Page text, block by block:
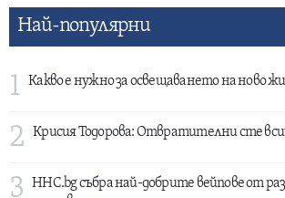
Най-популярни
1 Какво е нужно за освещаването на ново
2 Крисия Тодорова: Отвратителни сте
3
HHC.bg събра най-добрите вейпове от